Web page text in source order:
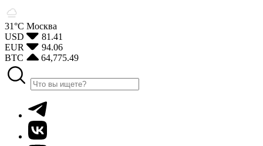
31°С Москва
USD
81.41
EUR
94.06
BTC
64,775.49